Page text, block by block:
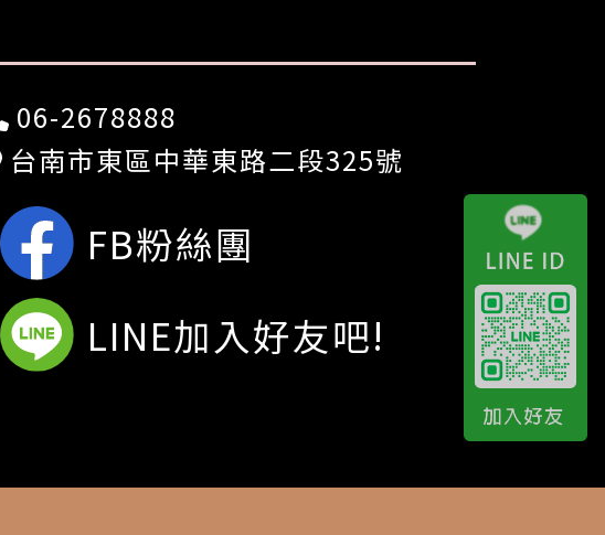
06-2678888
台南市東區中華東路二段325號
FB粉絲團
LINE加入好友吧!